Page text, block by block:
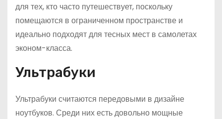
для тех, кто часто путешествует, поскольку
помещаются в ограниченном пространстве и
идеально подходят для тесных мест в самолетах
эконом-класса.
Ультрабуки
Ультрабуки считаются передовыми в дизайне
ноутбуков. Среди них есть довольно мощные